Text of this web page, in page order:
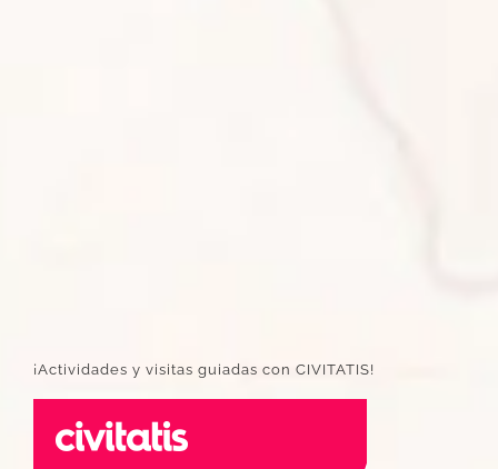
¡Actividades y visitas guiadas con CIVITATIS!